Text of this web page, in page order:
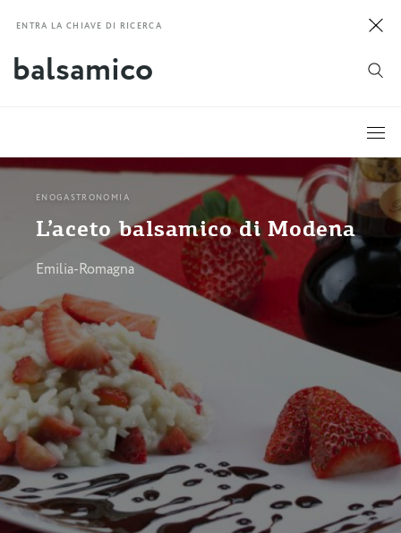
ENTRA LA CHIAVE DI RICERCA
ENOGASTRONOMIA
L’aceto balsamico di Modena
Emilia-Romagna